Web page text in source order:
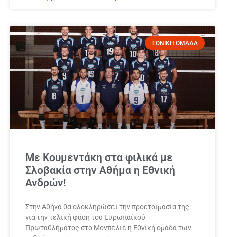
ΕΘΝΙΚΗ ΟΜΑΔΑ
Με Κουμεντάκη στα φιλικά με
Σλοβακία στην Αθήμα η Εθνική
Ανδρών!
Στην Αθήνα θα ολοκληρώσει την προετοιμασία της
για την τελική φάση του Ευρωπαϊκού
Πρωταθλήματος στο Μονπελιέ η Eθνική ομάδα των